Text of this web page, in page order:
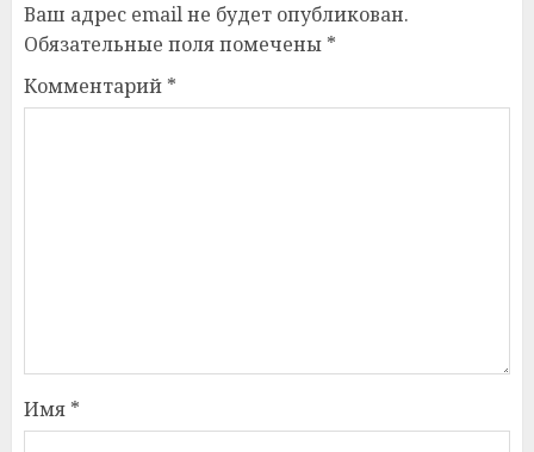
Ваш адрес email не будет опубликован.
Обязательные поля помечены *
Комментарий *
Имя *